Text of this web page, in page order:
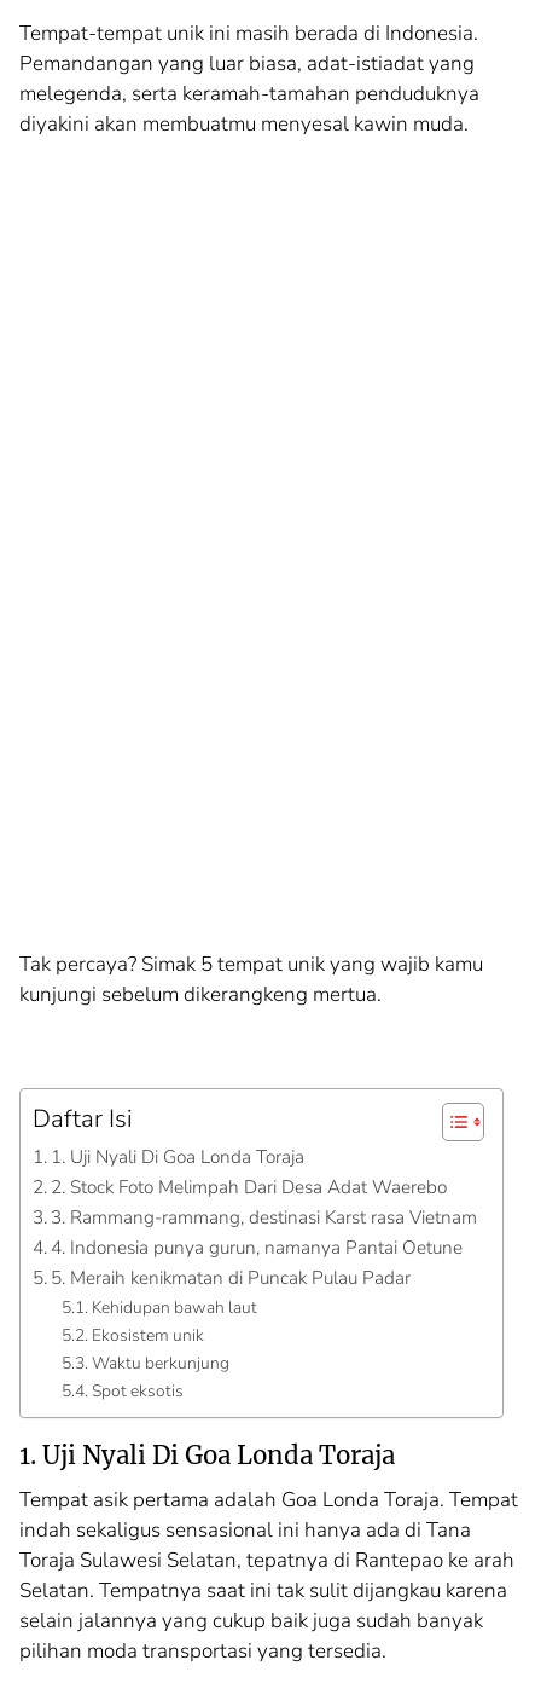
Tempat-tempat unik ini masih berada di Indonesia.
Pemandangan yang luar biasa, adat-istiadat yang
melegenda, serta keramah-tamahan penduduknya
diyakini akan membuatmu menyesal kawin muda.
Tak percaya? Simak 5 tempat unik yang wajib kamu
kunjungi sebelum dikerangkeng mertua.
Daftar Isi
1. Uji Nyali Di Goa Londa Toraja
2. Stock Foto Melimpah Dari Desa Adat Waerebo
3. Rammang-rammang, destinasi Karst rasa Vietnam
4. Indonesia punya gurun, namanya Pantai Oetune
5. Meraih kenikmatan di Puncak Pulau Padar
Kehidupan bawah laut
Ekosistem unik
Waktu berkunjung
Spot eksotis
1. Uji Nyali Di Goa Londa Toraja
Tempat asik pertama adalah Goa Londa Toraja. Tempat
indah sekaligus sensasional ini hanya ada di Tana
Toraja Sulawesi Selatan, tepatnya di Rantepao ke arah
Selatan. Tempatnya saat ini tak sulit dijangkau karena
selain jalannya yang cukup baik juga sudah banyak
pilihan moda transportasi yang tersedia.